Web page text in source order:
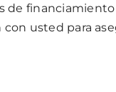
de
usted para